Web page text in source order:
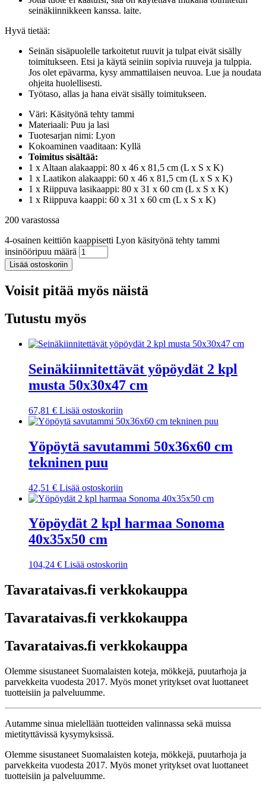
seinäkiinnikkeen kanssa. laite.
Hyvä tietää:
Seinän sisäpuolelle tarkoitetut ruuvit ja tulpat eivät sisälly
toimitukseen. Etsi ja käytä seiniin sopivia ruuveja ja tulppia.
Jos olet epävarma, kysy ammattilaisen neuvoa. Lue ja noudata
ohjeita huolellisesti.
Työtaso, allas ja hana eivät sisälly toimitukseen.
Väri: Käsityönä tehty tammi
Materiaali: Puu ja lasi
Tuotesarjan nimi: Lyon
Kokoaminen vaaditaan: Kyllä
Toimitus sisältää:
1 x Altaan alakaappi: 80 x 46 x 81,5 cm (L x S x K)
1 x Laatikon alakaappi: 60 x 46 x 81,5 cm (L x S x K)
1 x Riippuva lasikaappi: 80 x 31 x 60 cm (L x S x K)
1 x Riippuva kaappi: 60 x 31 x 60 cm (L x S x K)
200 varastossa
4-osainen keittiön kaappisetti Lyon käsityönä tehty tammi
insinööripuu määrä
Lisää ostoskoriin
Voisit pitää myös näistä
Tutustu myös
Seinäkiinnitettävät yöpöydät 2 kpl
musta 50x30x47 cm
67,81 € Lisää ostoskoriin
Yöpöytä savutammi 50x36x60 cm
tekninen puu
42,51 € Lisää ostoskoriin
Yöpöydät 2 kpl harmaa Sonoma
40x35x50 cm
104,24 € Lisää ostoskoriin
Tavarataivas.fi verkkokauppa
Tavarataivas.fi verkkokauppa
Tavarataivas.fi verkkokauppa
Olemme sisustaneet Suomalaisten koteja, mökkejä, puutarhoja ja
parvekkeita vuodesta 2017. Myös monet yritykset ovat luottaneet
tuotteisiin ja palveluumme.
Autamme sinua mielellään tuotteiden valinnassa sekä muissa
mietityttävissä kysymyksissä.
Olemme sisustaneet Suomalaisten koteja, mökkejä, puutarhoja ja
parvekkeita vuodesta 2017. Myös monet yritykset ovat luottaneet
tuotteisiin ja palveluumme.